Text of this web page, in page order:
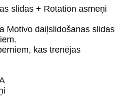
slidas + Rotation asmeņi
Motivo daiļslidošanas slidas
kas trenējas